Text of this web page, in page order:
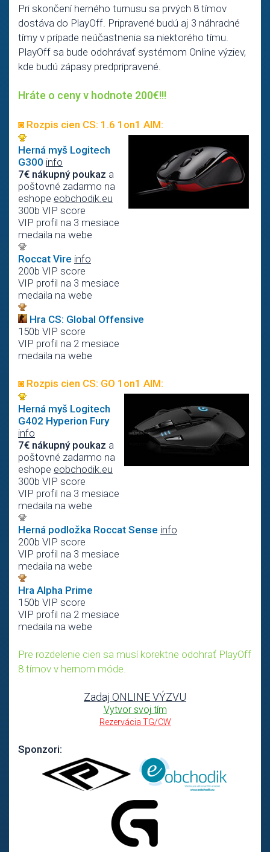
Pri skončení herného turnusu sa prvých 8 tímov
dostáva do PlayOff. Pripravené budú aj 3 náhradné
tímy v prípade neúčastnenia sa niektorého tímu.
PlayOff sa bude odohrávať systémom Online výziev,
kde budú zápasy predpripravené.
Hráte o ceny v hodnote 200€!!!
◙ Rozpis cien CS: 1.6 1on1 AIM:
Herná myš Logitech
G300 info
7€ nákupný poukaz a
poštovné zadarmo na
eshope eobchodik.eu
300b VIP score
VIP profil na 3 mesiace
medaila na webe
Roccat Vire info
200b VIP score
VIP profil na 3 mesiace
medaila na webe
Hra CS: Global Offensive
150b VIP score
VIP profil na 2 mesiace
medaila na webe
◙ Rozpis cien CS: GO 1on1 AIM:
Herná myš Logitech
G402 Hyperion Fury
info
7€ nákupný poukaz a
poštovné zadarmo na
eshope eobchodik.eu
300b VIP score
VIP profil na 3 mesiace
medaila na webe
Herná podložka Roccat Sense info
200b VIP score
VIP profil na 3 mesiace
medaila na webe
Hra Alpha Prime
150b VIP score
VIP profil na 2 mesiace
medaila na webe
Pre rozdelenie cien sa musí korektne odohrať PlayOff
8 tímov v hernom móde.
Zadaj ONLINE VÝZVU
Vytvor svoj tím
Rezervácia TG/CW
Sponzori: